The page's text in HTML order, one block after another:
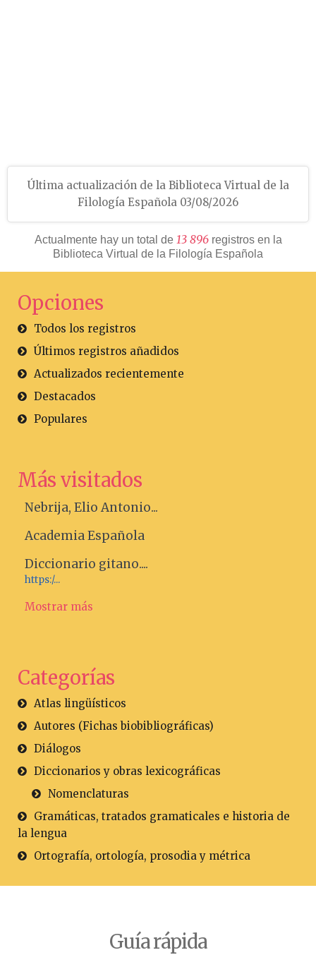
Última actualización de la Biblioteca Virtual de la
Filología Española 03/08/2026
Actualmente hay un total de 13 896registros en la
Biblioteca Virtual de la Filología Española
Opciones
Todos los registros
Últimos registros añadidos
Actualizados recientemente
Destacados
Populares
Más visitados
Nebrija, Elio Antonio...
Academia Española
Diccionario gitano....
https:/...
Mostrar más
Categorías
Atlas lingüísticos
Autores (Fichas biobibliográficas)
Diálogos
Diccionarios y obras lexicográficas
Nomenclaturas
Gramáticas, tratados gramaticales e historia de
la lengua
Ortografía, ortología, prosodia y métrica
Guía rápida